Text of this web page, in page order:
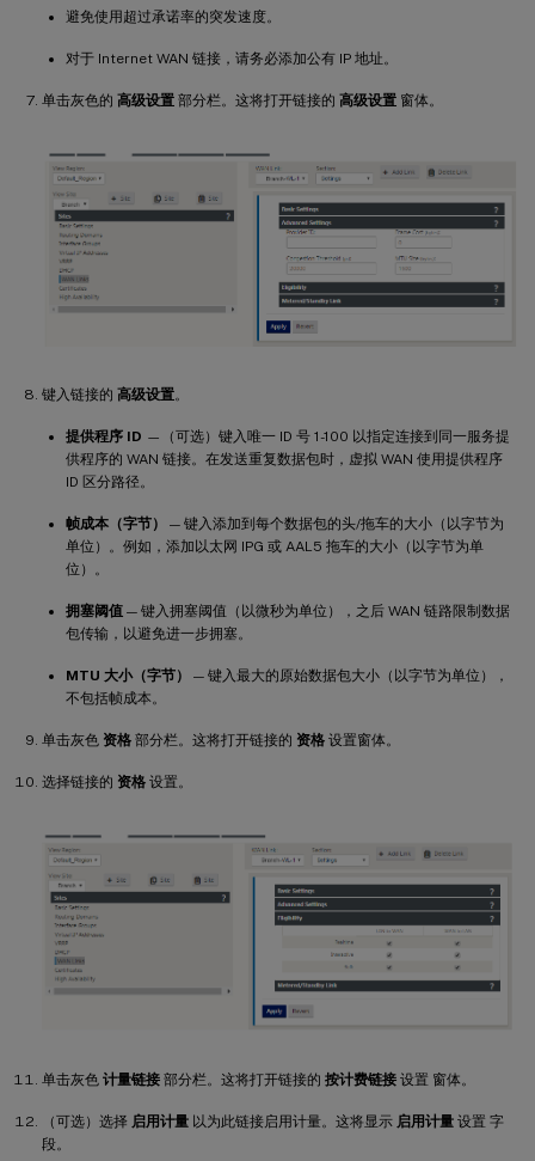
避免使用超过承诺率的突发速度。
对于 Internet WAN 链接，请务必添加公有 IP 地址。
单击灰色的 高级设置 部分栏。这将打开链接的 高级设置 窗体。
键入链接的 高级设置。
提供程序 ID —（可选）键入唯一 ID 号 1-100 以指定连接到同一服务提
供程序的 WAN 链接。在发送重复数据包时，虚拟 WAN 使用提供程序
ID 区分路径。
帧成本（字节）
— 键入添加到每个数据包的头/拖车的大小（以字节为
单位）。例如，添加以太网 IPG 或 AAL5 拖车的大小（以字节为单
位）。
拥塞阈值 — 键入拥塞阈值（以微秒为单位），之后 WAN 链路限制数据
包传输，以避免进一步拥塞。
MTU 大小（字节）
— 键入最大的原始数据包大小（以字节为单位），
不包括帧成本。
单击灰色 资格 部分栏。这将打开链接的 资格 设置窗体。
选择链接的 资格 设置。
单击灰色 计量链接 部分栏。这将打开链接的 按计费链接 设置 窗体。
（可选）选择 启用计量 以为此链接启用计量。这将显示 启用计量 设置 字
段。